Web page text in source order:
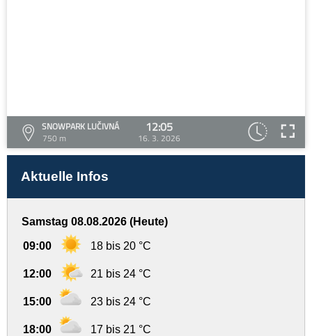
SNOWPARK LUČIVNÁ
750 m
12:05
16. 3. 2026
Aktuelle Infos
Samstag 08.08.2026 (Heute)
09:00 18 bis 20 °C
12:00 21 bis 24 °C
15:00 23 bis 24 °C
18:00 17 bis 21 °C